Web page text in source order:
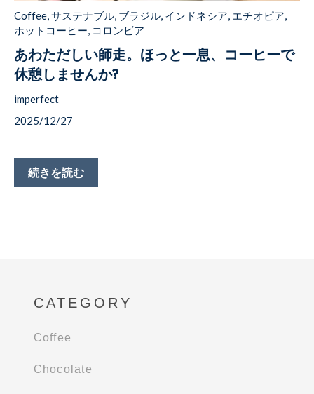
Coffee,サステナブル, ブラジル, インドネシア, エチオピア,
ホットコーヒー, コロンビア
あわただしい師走。ほっと一息、コーヒーで
休憩しませんか?
imperfect
2025/12/27
続きを読む
CATEGORY
Coffee
Chocolate